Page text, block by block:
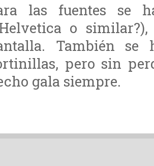
las fuentes se
o
También se
pero sin
gala siempre.